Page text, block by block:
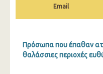
2008
2005
Email
Πρόσωπα που έπαθαν
θαλάσσιες περιοχές